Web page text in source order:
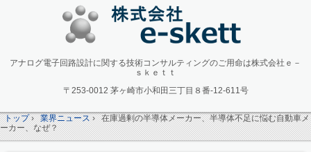
アナログ電子回路設計に関する技術コンサルティングのご用命は株式会社ｅ－
ｓｋｅｔｔ
〒253-0012 茅ヶ崎市小和田三丁目８番-12-611号
トップ› 業界ニュース› 在庫過剰の半導体メーカー、半導体不足に悩む自動車メ
ーカー、なぜ？